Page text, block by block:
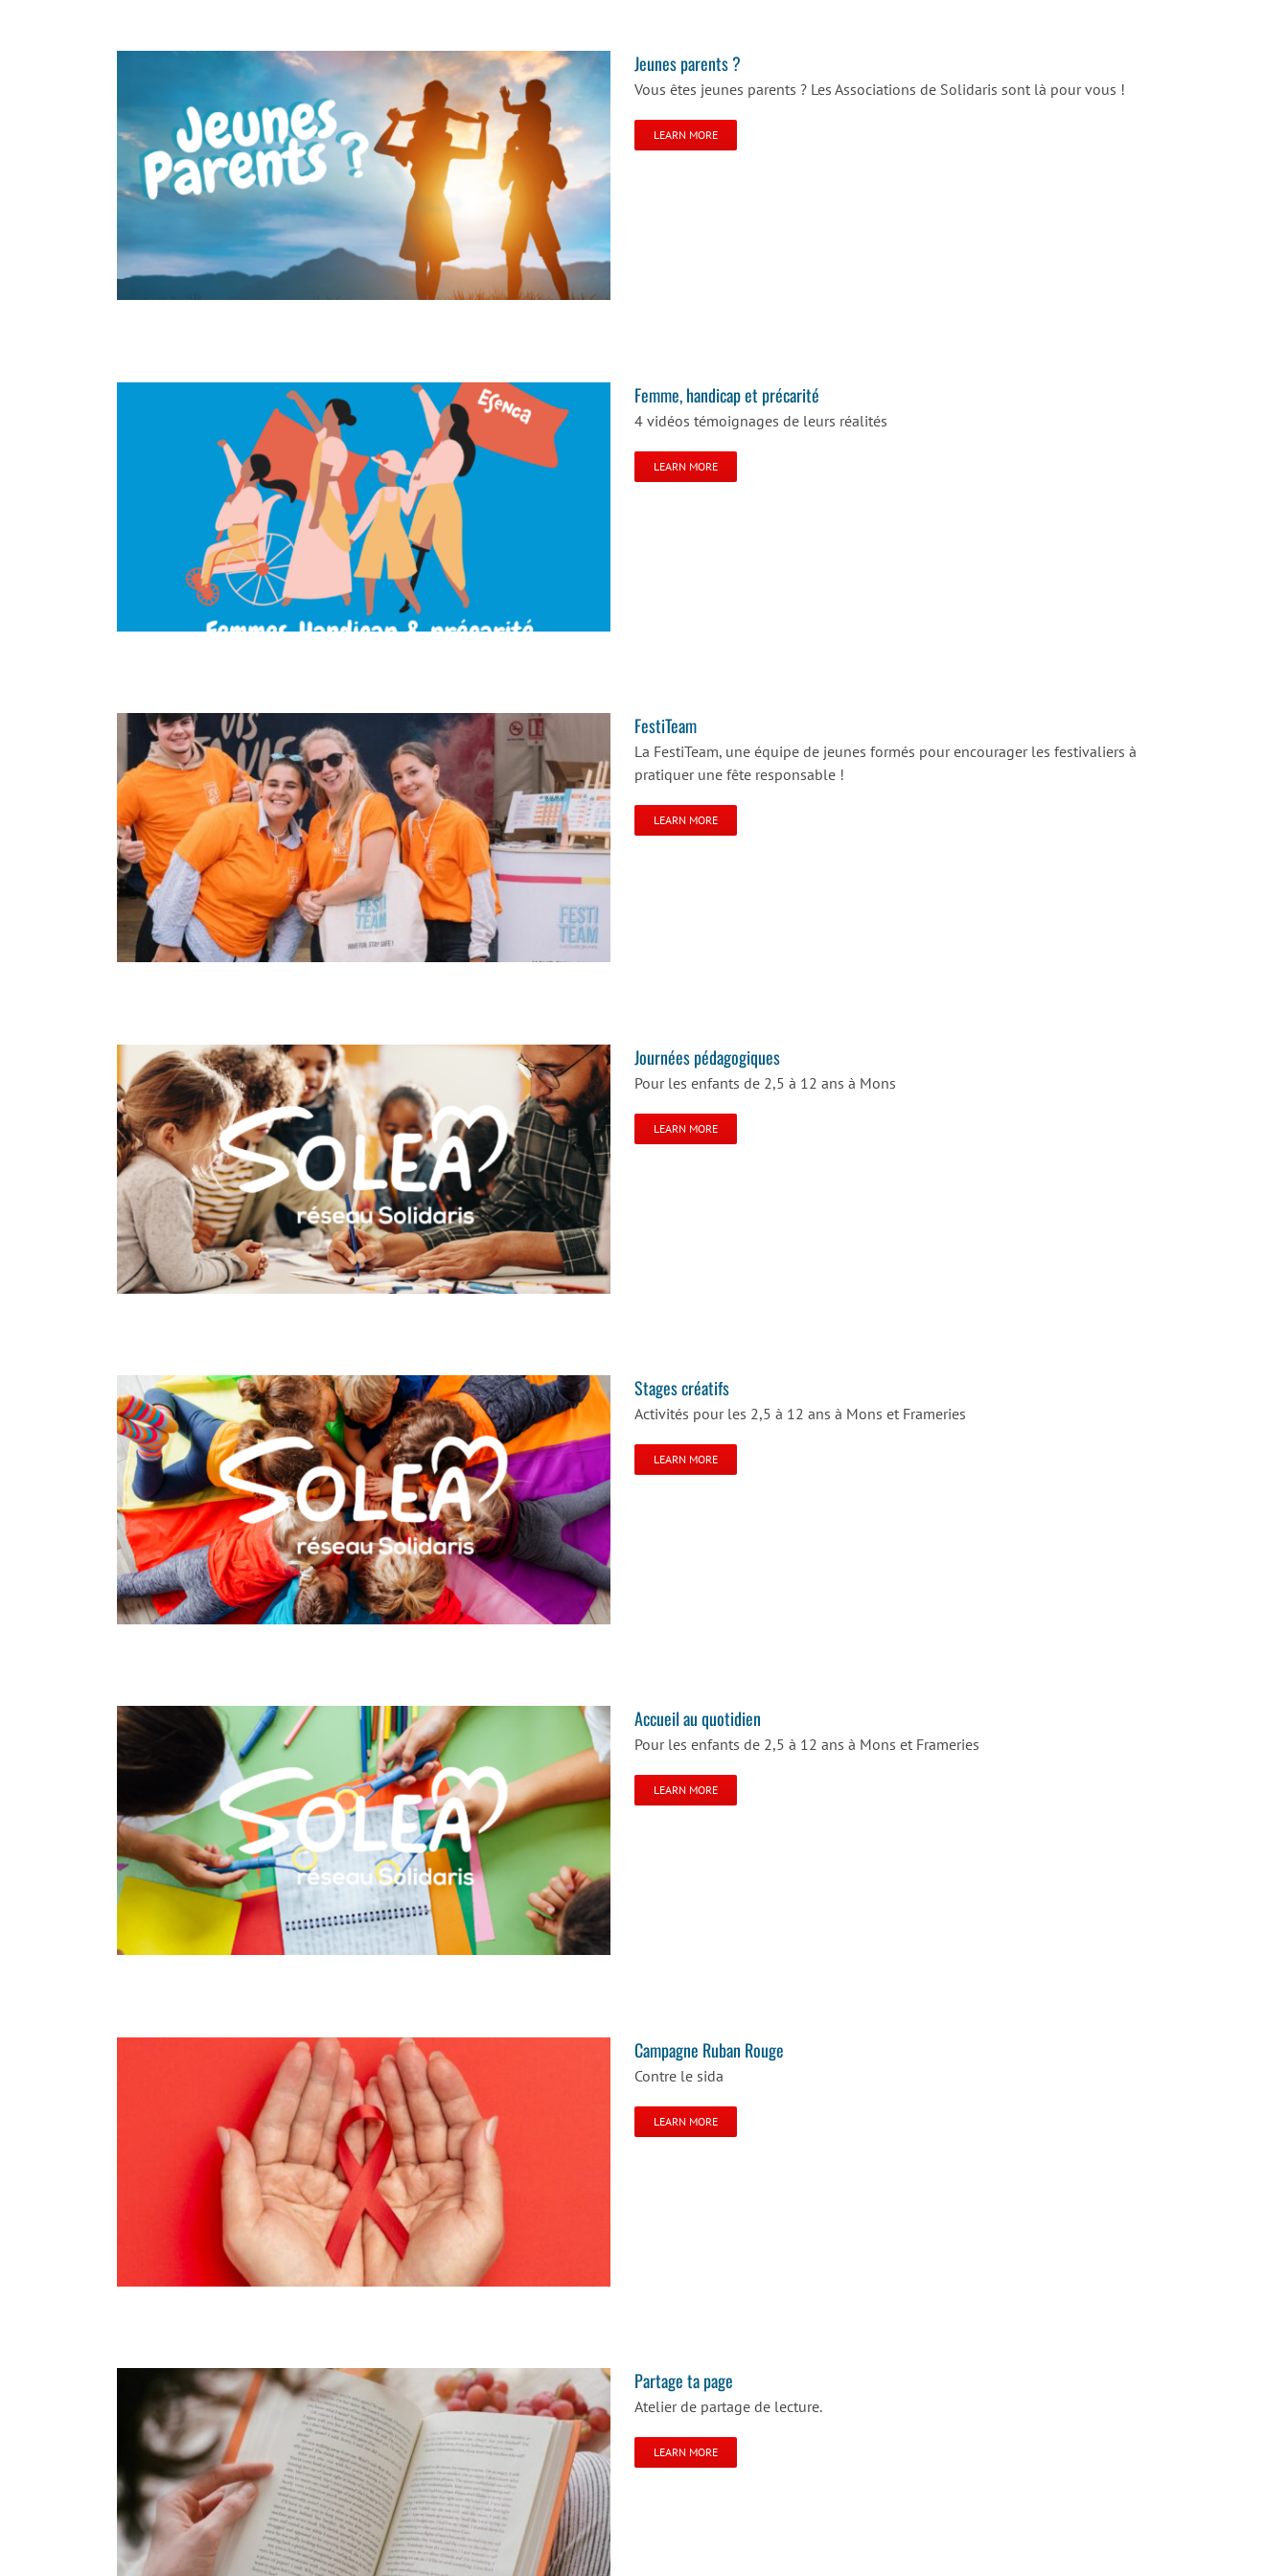
Jeunes parents ?
Jeunes parents ?
Vous êtes jeunes parents ? Les Associations de Solidaris sont là pour vous !
LEARN MORE
Femme, handicap et précarité
Femme, handicap et précarité
4 vidéos témoignages de leurs réalités
LEARN MORE
FestiTeam
FestiTeam
La FestiTeam, une équipe de jeunes formés pour encourager les festivaliers à
pratiquer une fête responsable !
LEARN MORE
Journées pédagogiques
Journées pédagogiques
Pour les enfants de 2,5 à 12 ans à Mons
LEARN MORE
Stages créatifs
Stages créatifs
Activités pour les 2,5 à 12 ans à Mons et Frameries
LEARN MORE
Accueil au quotidien
Accueil au quotidien
Pour les enfants de 2,5 à 12 ans à Mons et Frameries
LEARN MORE
Campagne Ruban Rouge
Campagne Ruban Rouge
Contre le sida
LEARN MORE
Partage ta page
Partage ta page
Atelier de partage de lecture.
LEARN MORE